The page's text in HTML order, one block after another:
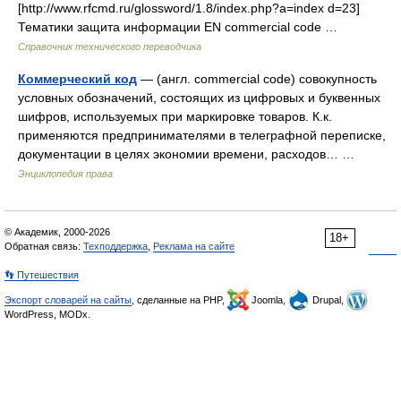
[http://www.rfcmd.ru/glossword/1.8/index.php?a=index d=23]
Тематики защита информации EN commercial code …
Справочник технического переводчика
Коммерческий код — (англ. commercial code) совокупность
условных обозначений, состоящих из цифровых и буквенных
шифров, используемых при маркировке товаров. К.к.
применяются предпринимателями в телеграфной переписке,
документации в целях экономии времени, расходов… …
Энциклопедия права
18+
© Академик, 2000-2026
Обратная связь: Техподдержка Реклама на сайте
👣 Путешествия
Экспорт словарей на сайты , сделанные на PHP, Joomla,
Drupal,
WordPress, MODx.